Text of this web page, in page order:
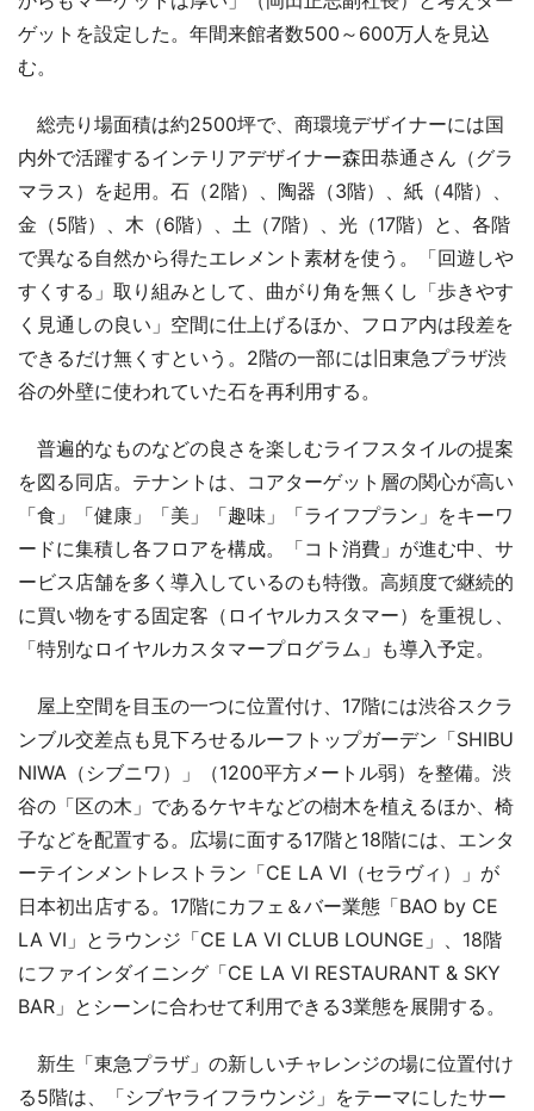
ゲットを設定した。年間来館者数500～600万人を見込
む。
総売り場面積は約2500坪で、商環境デザイナーには国
内外で活躍するインテリアデザイナー森田恭通さん（グラ
マラス）を起用。石（2階）、陶器（3階）、紙（4階）、
金（5階）、木（6階）、土（7階）、光（17階）と、各階
で異なる自然から得たエレメント素材を使う。「回遊しや
すくする」取り組みとして、曲がり角を無くし「歩きやす
く見通しの良い」空間に仕上げるほか、フロア内は段差を
できるだけ無くすという。2階の一部には旧東急プラザ渋
谷の外壁に使われていた石を再利用する。
普遍的なものなどの良さを楽しむライフスタイルの提案
を図る同店。テナントは、コアターゲット層の関心が高い
「食」「健康」「美」「趣味」「ライフプラン」をキーワ
ードに集積し各フロアを構成。「コト消費」が進む中、サ
ービス店舗を多く導入しているのも特徴。高頻度で継続的
に買い物をする固定客（ロイヤルカスタマー）を重視し、
「特別なロイヤルカスタマープログラム」も導入予定。
屋上空間を目玉の一つに位置付け、17階には渋谷スクラ
ンブル交差点も見下ろせるルーフトップガーデン「SHIBU
NIWA（シブニワ）」（1200平方メートル弱）を整備。渋
谷の「区の木」であるケヤキなどの樹木を植えるほか、椅
子などを配置する。広場に面する17階と18階には、エンタ
ーテインメントレストラン「CE LA VI（セラヴィ）」が
日本初出店する。17階にカフェ＆バー業態「BAO by CE
LA VI」とラウンジ「CE LA VI CLUB LOUNGE」、18階
にファインダイニング「CE LA VI RESTAURANT & SKY
BAR」とシーンに合わせて利用できる3業態を展開する。
新生「東急プラザ」の新しいチャレンジの場に位置付け
る5階は、「シブヤライフラウンジ」をテーマにしたサー